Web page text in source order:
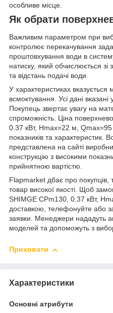
особливе місце.
Як обрати
Важливим параметром при
контролює перекачування
проштовхування води в
натиску, який обчислюється
та відстань подачі води.
У характеристиках
всмоктування. Усі дані
Покупець звертає увагу на
спроможність. Ціна
0.37 кВт, Нmax=22 м, Qmax=95
показників та характеристик.
представлена на сайті
конструкцію з високими
прийнятною вартістю.
Flapmarket дбає про покупців,
товар високої якості. Щоб
SHIMGE CPm130, 0.37 кВт,
доставкою, телефонуйте або
заявки. Менеджери нададуть
моделей та допоможуть з
Приховати
Характеристики
Основні атрибути